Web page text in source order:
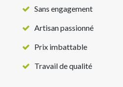
Sans engagement
Artisan passionné
Prix imbattable
Travail de qualité